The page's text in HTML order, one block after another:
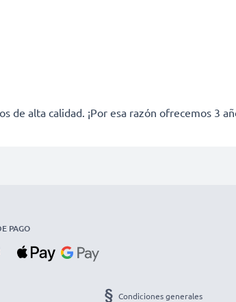
alta calidad. ¡Por esa razón ofrecemos 3
PAGO
Condiciones generales